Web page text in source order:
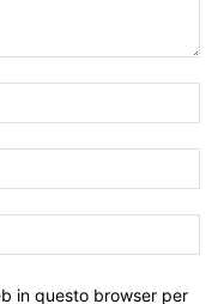
in questo browser per